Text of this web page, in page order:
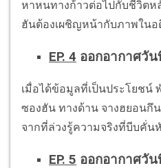
หาหนทางก้าวต่อไปกับชีวิตห
ฮันต้องเผชิญหน้ากับภาพใน
EP. 4 ออกอากาศวั
เมื่อได้ข้อมูลที่เป็นประโยชน์
ซองฮัน ทางด้าน จางฮยอนกึ
จากที่ล่วงรู้ความจริงที่บีบคั่น
EP. 5 ออกอากาศวั